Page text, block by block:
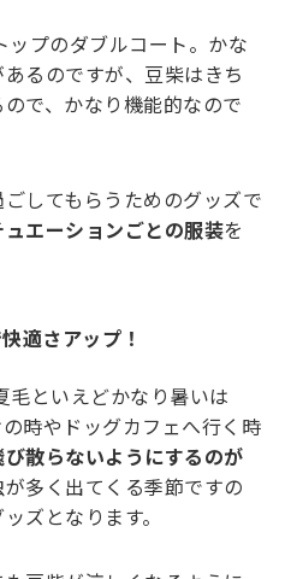
プのダブルコート。かな
るのですが、豆柴はきち
で、かなり機能的なので
してもらうためのグッズで
エーションごとの服装を
適さアップ！
毛といえどかなり暑いは
時やドッグカフェへ行く時
び散らないようにするのが
多く出てくる季節ですの
ズとなります。